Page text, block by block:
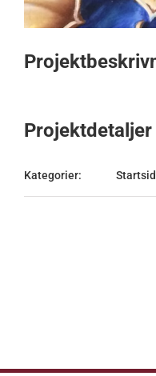
Projektdetaljer
Kategorier: